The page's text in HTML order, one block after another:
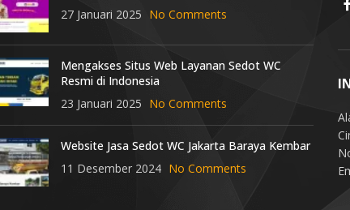
27 Januari 2025 No Comments
Mengakses Situs Web Layanan Sedot WC
Resmi di Indonesia
23 Januari 2025 No Comments
Website Jasa Sedot WC Jakarta Baraya Kembar
11 Desember 2024 No Comments